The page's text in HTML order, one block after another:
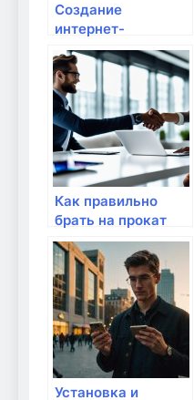
Создание
интернет-
магазина:
Пошаговое
руководство для
начинающих
Как правильно
брать на прокат
интернет-
оборудование?
Установка и